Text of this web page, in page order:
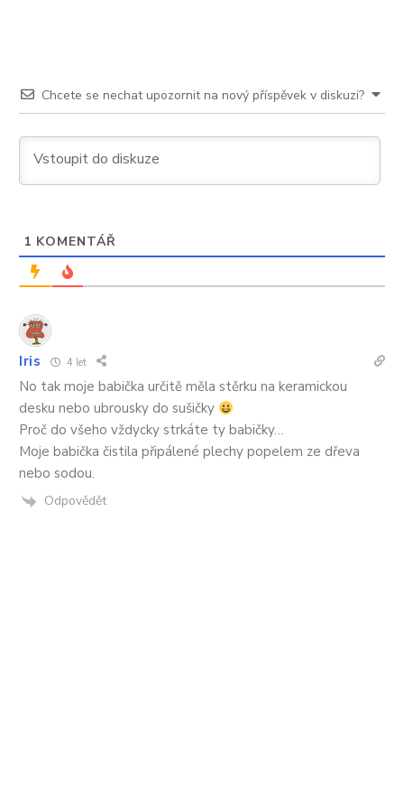
Chcete se nechat upozornit na nový příspěvek v diskuzi?
1 KOMENTÁŘ
Iris 4 let
No tak moje babička určitě měla stěrku na keramickou
desku nebo ubrousky do sušičky
Proč do všeho vždycky strkáte ty babičky…
Moje babička čistila připálené plechy popelem ze dřeva
nebo sodou.
Odpovědět